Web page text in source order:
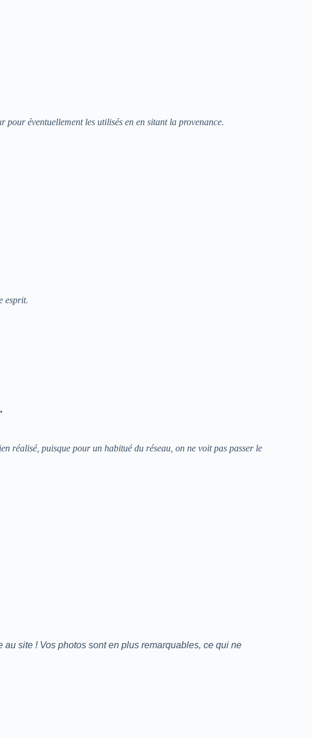
pour éventuellement les utilisés en en sitant la provenance.
esprit.
réalisé, puisque pour un habitué du réseau, on ne voit pas passer le
site ! Vos photos sont en plus remarquables, ce qui ne